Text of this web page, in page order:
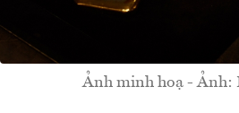
Ảnh minh hoạ - Ảnh: